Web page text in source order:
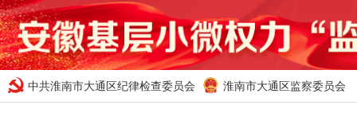
中共淮南市大通区纪律检查委员会 淮南市大通区监察委员会